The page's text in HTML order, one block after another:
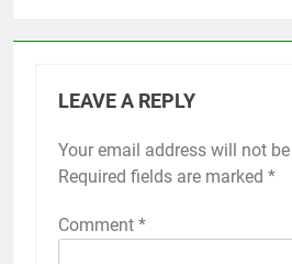
LEAVE A REPLY
Your email address will not
Required fields are marked *
Comment *